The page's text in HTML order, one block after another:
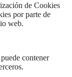
de Cookies
por parte de
web.
contener